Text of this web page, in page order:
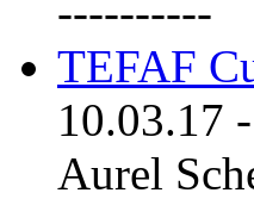
----------
TEFAF
10.03.17 -
Aurel